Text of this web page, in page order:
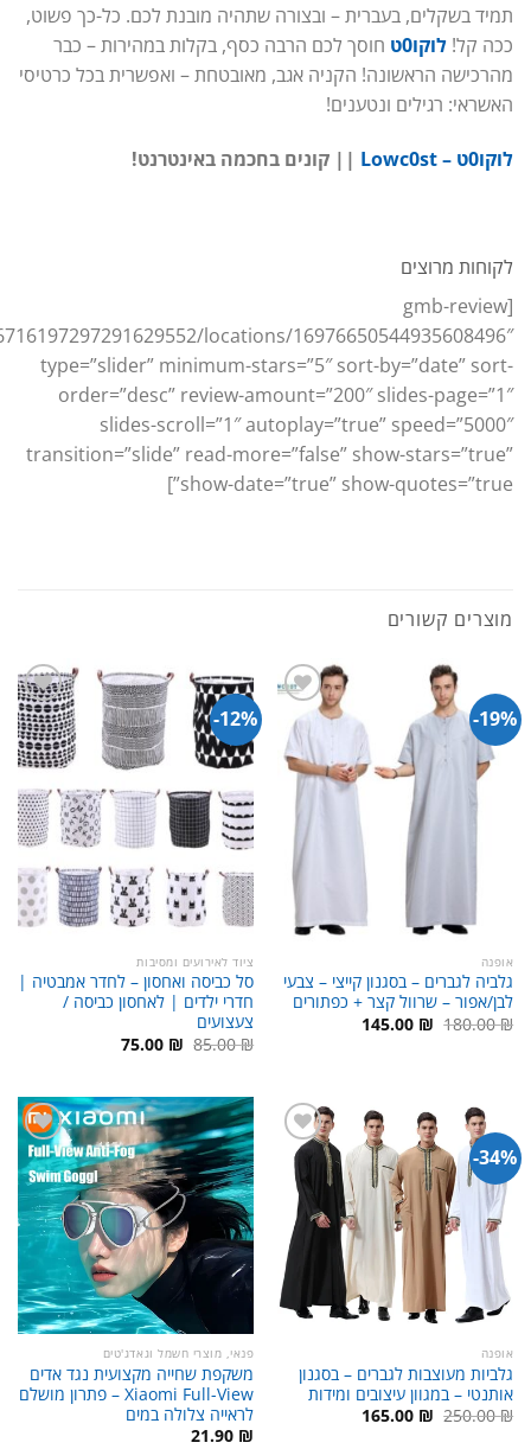
תמיד בשקלים, בעברית – ובצורה שתהיה מובנת לכם. כל-כך פשוט,
ככה קל! לוקו0ט
חוסך לכם הרבה כסף, בקלות במהירות – כבר
מהרכישה הראשונה! הקניה אגב, מאובטחת – ואפשרית בכל כרטיסי
האשראי: רגילים ונטענים!
לוקו0ט – Lowc0st || קונים בחכמה באינטרנט!
לקוחות מרוצים
[gmb-review
locations/16976650544935608496″
type=”slider” minimum-stars=”5″ sort-by=”date” sort-
order=”desc” review-amount=”200″ slides-page=”1″
slides-scroll=”1″ autoplay=”true” speed=”5000″
transition=”slide” read-more=”false” show-stars=”true”
show-date=”true” show-quotes=”true”]
מוצרים קשורים
19%-
אופנה
גלביה לגברים – בסגנון קייצי – צבעי
לבן/אפור – שרוול קצר + כפתורים
180.00₪ המחיר
המקורי
145.00 ₪ המחיר
12%-
ציוד לאירועים ומסיבות
סל כביסה ואחסון – לחדר אמבטיה |
חדרי ילדים | לאחסון כביסה /
צעצועים
85.00₪ המחיר
המקורי
75.00 ₪ המחיר
הנוכחי
34%-
אופנה
גלביות מעוצבות לגברים – בסגנון
אותנטי – במגוון עיצובים ומידות
250.00₪ המחיר165.00 ₪ המחיר
פנאי, מוצרי חשמל וגאדג'טים
משקפת שחייה מקצועית נגד אדים
Xiaomi Full-View – פתרון מושלם
לראייה צלולה במים
21.90 ₪